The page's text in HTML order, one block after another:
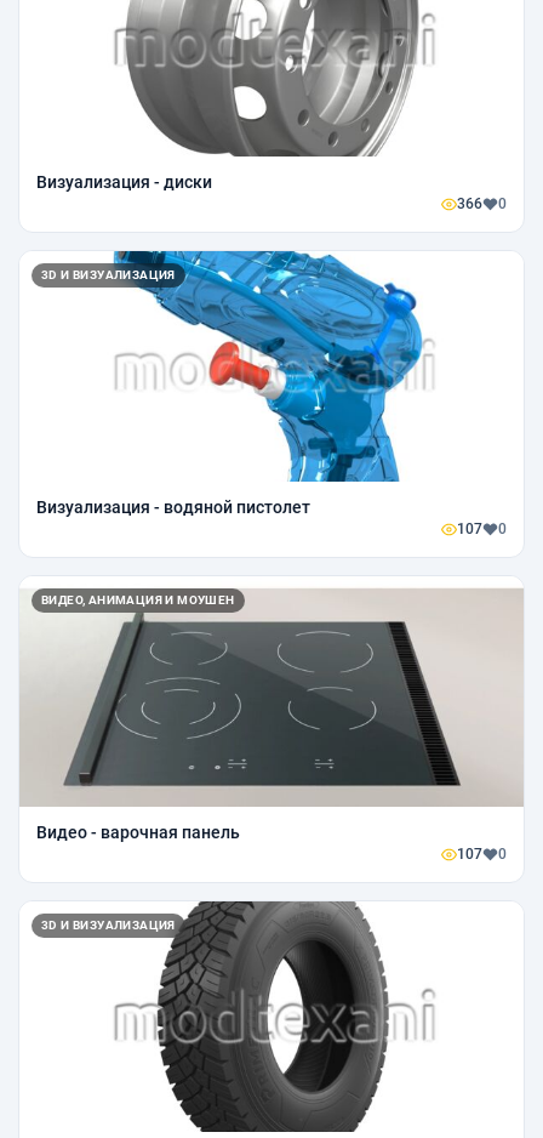
Визуализация - диски
366 0
3D И ВИЗУАЛИЗАЦИЯ
Визуализация - водяной пистолет
107 0
ВИДЕО, АНИМАЦИЯ И МОУШЕН
Видео - варочная панель
107 0
3D И ВИЗУАЛИЗАЦИЯ